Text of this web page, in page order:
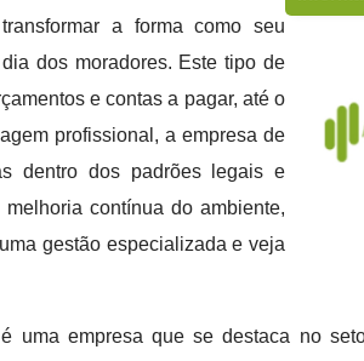
a forma como seu
dos moradores. Este tipo de
e contas a pagar, até o
profissional, a empresa de
dentro dos padrões legais e
contínua do ambiente,
gestão especializada e veja
uma empresa que se destaca no